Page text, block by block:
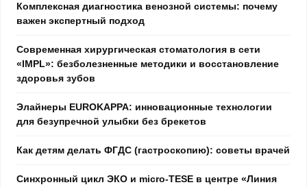
Комплексная диагностика венозной системы: почему
важен экспертный подход
Современная хирургическая стоматология в сети
«IMPL»: безболезненные методики и восстановление
здоровья зубов
Элайнеры EUROKAPPA: инновационные технологии
для безупречной улыбки без брекетов
Как детям делать ФГДС (гастроскопию): советы врачей
Синхронный цикл ЭКО и micro-TESE в центре «Линия